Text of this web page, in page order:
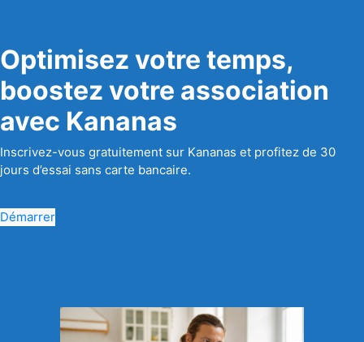
Optimisez votre temps,
boostez votre association
avec Kananas
Inscrivez-vous gratuitement sur Kananas et profitez de 30
jours d’essai sans carte bancaire.
Démarrer